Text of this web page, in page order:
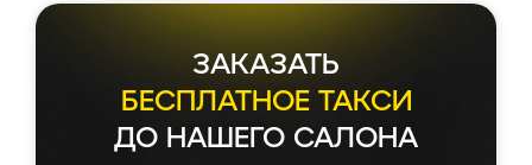
ЗАКАЗАТЬ
БЕСПЛАТНОЕ ТАКСИ
ДО НАШЕГО САЛОНА